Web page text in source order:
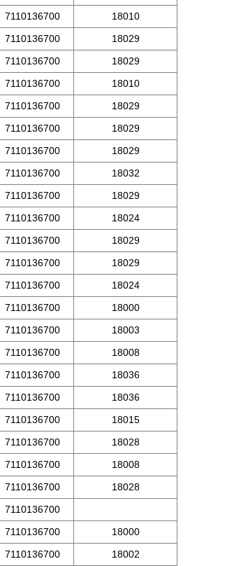
7110136700
18010
7110136700
18029
7110136700
18029
7110136700
18010
7110136700
18029
7110136700
18029
7110136700
18029
7110136700
18032
7110136700
18029
7110136700
18024
7110136700
18029
7110136700
18029
7110136700
18024
7110136700
18000
7110136700
18003
7110136700
18008
7110136700
18036
7110136700
18036
7110136700
18015
7110136700
18028
7110136700
18008
7110136700
18028
7110136700
7110136700
18000
7110136700
18002